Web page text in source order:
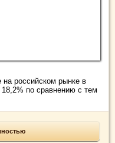
российском рынке в
по сравнению с тем